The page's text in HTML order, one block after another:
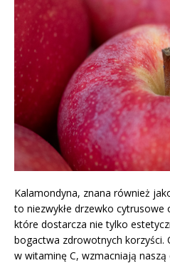
Kalamondyna, znana również
to niezwykłe drzewko cytrusowe
które dostarcza nie tylko
bogactwa zdrowotnych korzyści.
w witaminę C, wzmacniają